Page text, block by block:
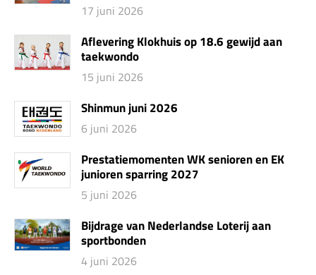
17 juni 2026
Aflevering Klokhuis op 18.6 gewijd aan
taekwondo
15 juni 2026
Shinmun juni 2026
6 juni 2026
Prestatiemomenten WK senioren en EK
junioren sparring 2027
5 juni 2026
Bijdrage van Nederlandse Loterij aan
sportbonden
4 juni 2026